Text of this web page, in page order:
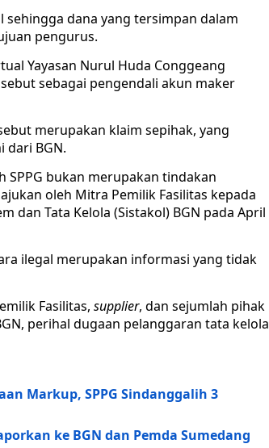
dana yang tersimpan dalam
pengurus.
Yayasan Nurul Huda Conggeang
sebagai pengendali akun maker
merupakan klaim sepihak, yang
dari BGN.
SPPG bukan merupakan tindakan
oleh Mitra Pemilik Fasilitas kepada
dan Tata Kelola (Sistakol) BGN pada April
ilegal merupakan informasi yang tidak
Fasilitas, supplier, dan sejumlah pihak
perihal dugaan pelanggaran tata kelola
Markup, SPPG Sindanggalih 3
ke BGN dan Pemda Sumedang